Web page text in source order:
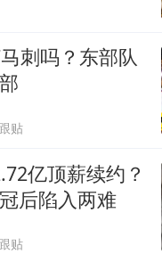
刺吗？东部队
贴
亿顶薪续约？
后陷入两难
贴